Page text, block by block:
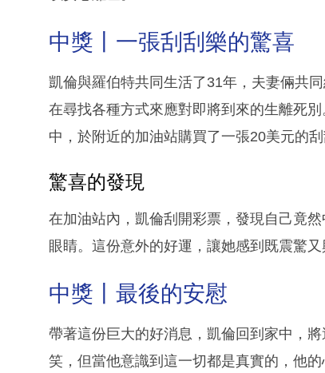
中獎丨一張刮刮樂的驚喜
凱倫與羅伯特共同生活了31年，夫妻倆共
在尋找各種方式來應對即將到來的生離死
中，於附近的加油站購買了一張20美元的刮
驚喜的發現
在加油站內，凱倫刮開彩票，發現自己竟
眼睛。這份意外的好運，讓她感到既震驚又
中獎丨最後的安慰
帶著這份巨大的好消息，凱倫回到家中，
笑，但當他意識到這一切都是真實的，他